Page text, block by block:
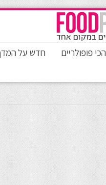
הכי פופולריים חדש על